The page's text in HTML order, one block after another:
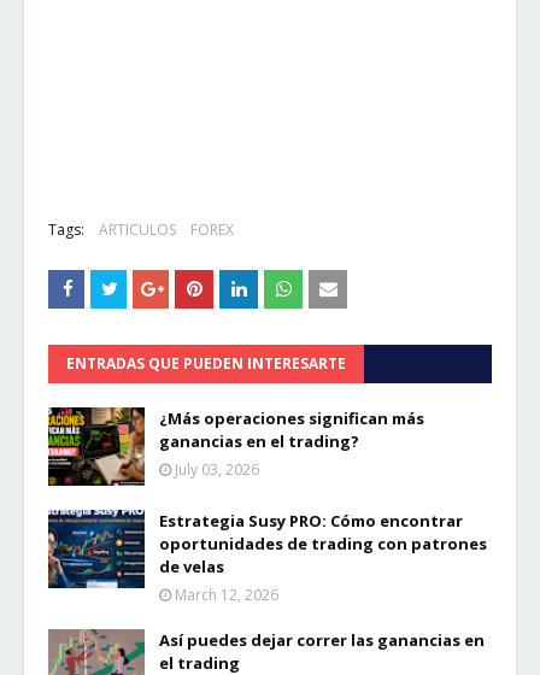
Tags: ARTICULOS FOREX
ENTRADAS QUE PUEDEN INTERESARTE
¿Más operaciones significan más
ganancias en el trading?
July 03, 2026
Estrategia Susy PRO: Cómo encontrar
oportunidades de trading con patrones
de velas
March 12, 2026
Así puedes dejar correr las ganancias en
el trading